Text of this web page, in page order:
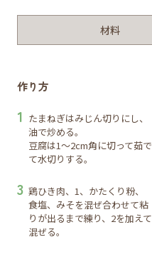
材料
作り方
たまねぎはみじん切りにし、
油で炒める。
豆腐は1～2cm角に切って茹で
て水切りする。
鶏ひき肉、1、かたくり粉、
食塩、みそを混ぜ合わせて粘
りが出るまで練り、2を加えて
混ぜる。